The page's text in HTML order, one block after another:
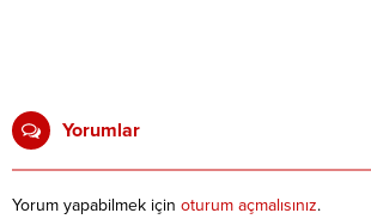
Yorumlar
Yorum yapabilmek için oturum açmalısınız.